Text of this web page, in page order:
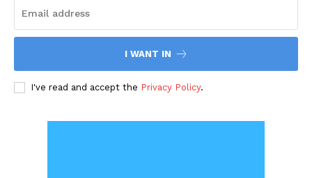
I WANT IN
I've read and accept the Privacy Policy.